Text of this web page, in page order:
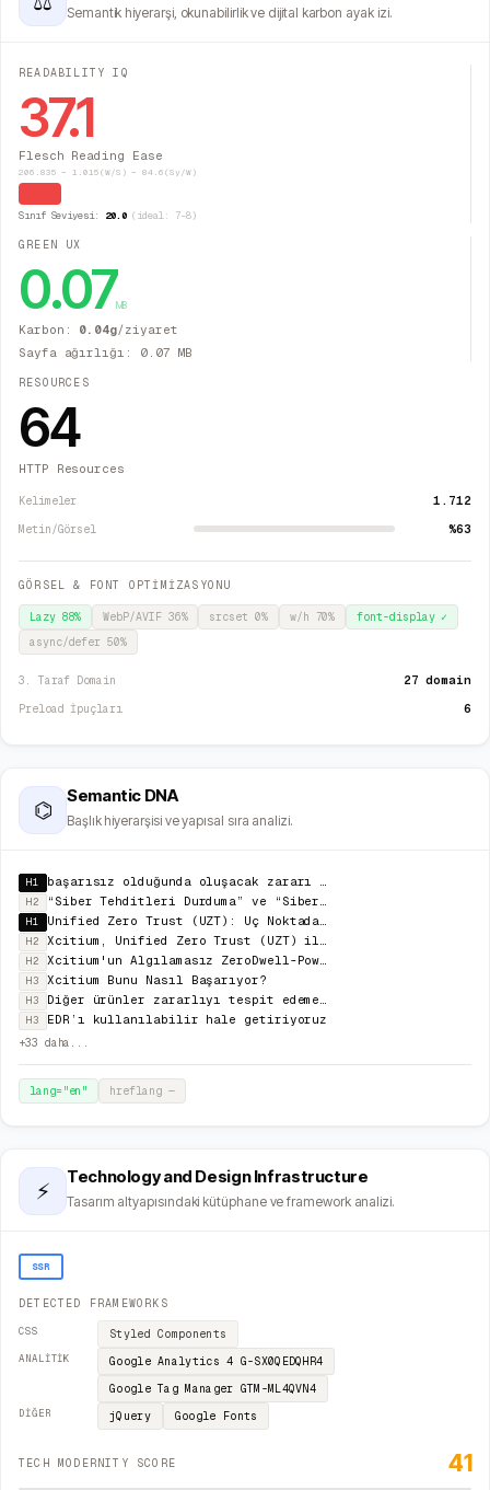
Semantik hiyerarşi, okunabilirlik ve dijital karbon ayak izi.
READABILITY IQ
37.1
Flesch Reading Ease
206.835 − 1.015(W/S) − 84.6(Sy/W)
Sınıf Seviyesi: 20.0(ideal: 7–8)
GREEN UX
0.07MB
Karbon: 0.04g/ziyaret
Sayfa ağırlığı: 0.07 MB
RESOURCES
64
HTTP Resources
Kelimeler 1.712
Metin/Görsel %63
GÖRSEL & FONT OPTİMİZASYONU
Lazy 88% WebP/AVIF 36% srcset 0% w/h 70% font-display✓
async/defer50%
3. Taraf Domain 27 domain
Preload İpuçları 6
⌬
Semantic DNA
Başlık hiyerarşisi ve yapısal sıra analizi.
H1 başarısız olduğunda oluşacak zararı nasıl engellersiniz?
H2 “Siber Tehditleri Durduma” ve “Siber Tehditlerin zararları engelleme”… İkisi çok farklı şeyler...
H1 Unified Zero Trust (UZT): Uç Noktadan Bulut Yüklerine Kadar Güvenlik Sağlıyoruz !
H2 Xcitium, Unified Zero Trust (UZT) ile sıfır güven yaklaşımını uç noktadan buluta kadar tek bir pence
H2 Xcitium'un Algılamasız ZeroDwell-Powered EDR, MDR ve XDR'si Saptanamayan Tehditleri alt eder ve önce
H3 Xcitium Bunu Nasıl Başarıyor?
H3 Diğer ürünler zararlıyı tespit edemediklerinde bile biz koruyoruz
H3 EDR’ı kullanılabilir hale getiriyoruz
+33 daha...
lang="en " hreflang —
⚡
Technology and Design Infrastructure
Tasarım altyapısındaki kütüphane ve framework analizi.
SSR
DETECTED FRAMEWORKS
CSS Styled Components
ANALITIK Google Analytics 4 G-SX0QEDQHR4
Google Tag Manager GTM-ML4QVN4
DIĞER jQuery Google Fonts
TECH MODERNITY SCORE 41